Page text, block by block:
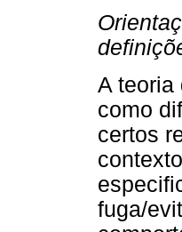
A teoria
como
certos
fuga/